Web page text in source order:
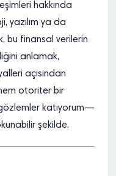
hakkında
yazılım ya da
bu finansal verilerin
anlamak,
açısından
otoriter bir
katıyorum—
şekilde.